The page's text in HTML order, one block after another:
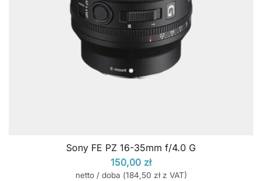
Sony FE PZ 16-35mm f/4.0 G
150,00 zł
netto / doba (184,50 złz VAT)